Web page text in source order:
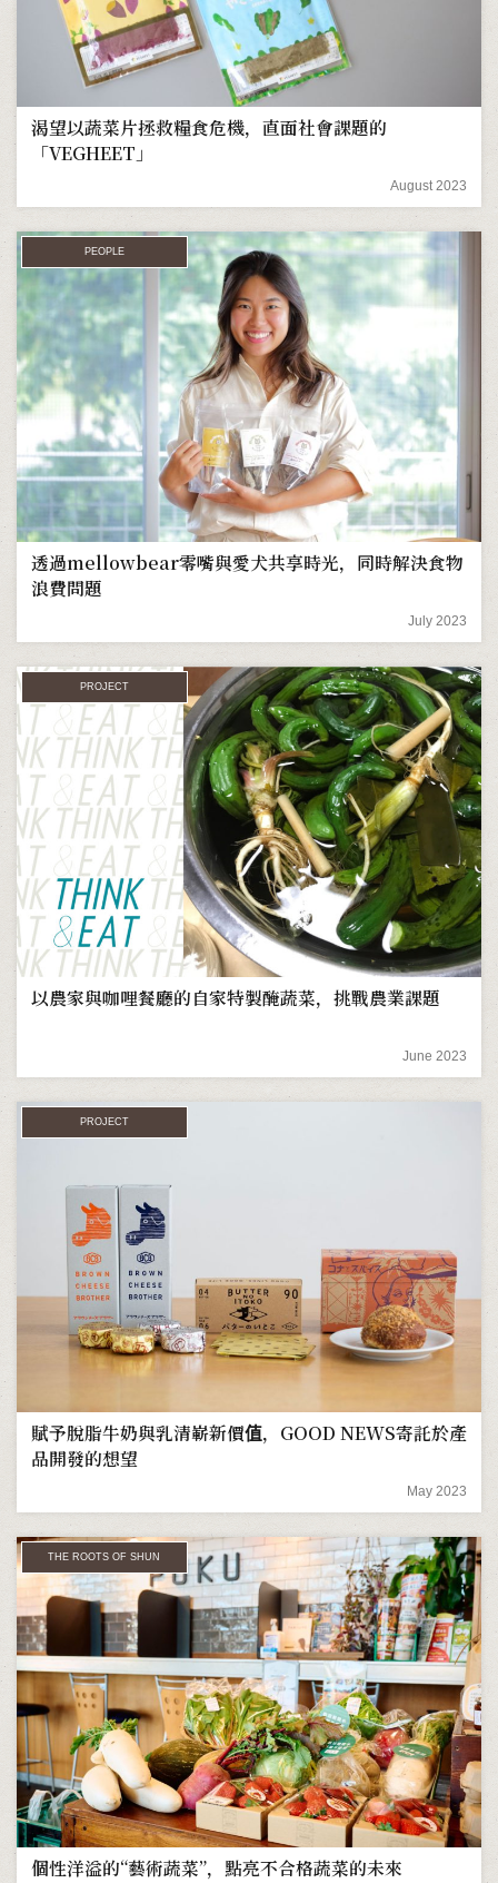
渴望以蔬菜片拯救糧食危機，直面社會課題的
「VEGHEET」
August 2023
PEOPLE
透過mellowbear零嘴與愛犬共享時光，同時解決食物
浪費問題
July 2023
PROJECT
以農家與咖哩餐廳的自家特製醃蔬菜，挑戰農業課題
June 2023
PROJECT
賦予脫脂牛奶與乳清嶄新價值，GOOD NEWS寄託於產
品開發的想望
May 2023
THE ROOTS OF SHUN
個性洋溢的“藝術蔬菜”，點亮不合格蔬菜的未來